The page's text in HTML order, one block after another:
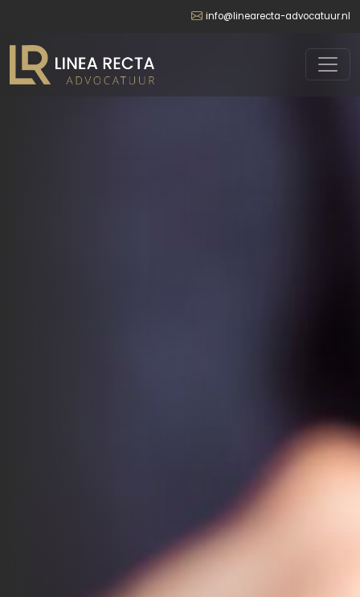
info@linearecta-advocatuur.nl